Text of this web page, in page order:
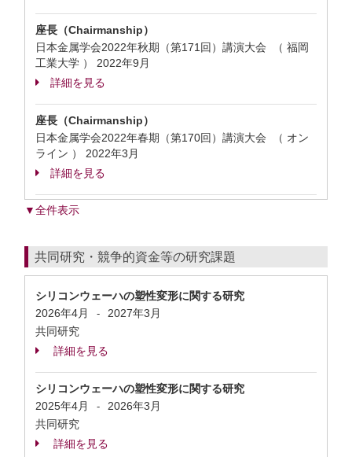
座長（Chairmanship）
日本金属学会2022年秋期（第171回）講演大会 （ 福岡
工業大学 ） 2022年9月
詳細を見る
座長（Chairmanship）
日本金属学会2022年春期（第170回）講演大会 （ オン
ライン ） 2022年3月
詳細を見る
▼全件表示
共同研究・競争的資金等の研究課題
シリコンウェーハの塑性変形に関する研究
2026年4月
-
2027年3月
共同研究
詳細を見る
シリコンウェーハの塑性変形に関する研究
2025年4月
-
2026年3月
共同研究
詳細を見る